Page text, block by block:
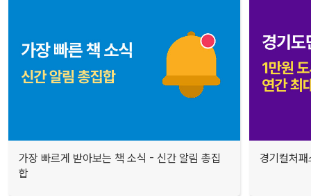
가장 빠르게 받아보는 책 소식 - 신간 알림 총집
합
경기컬처